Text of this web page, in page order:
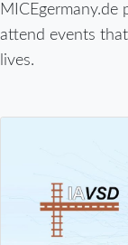
attend events
lives.